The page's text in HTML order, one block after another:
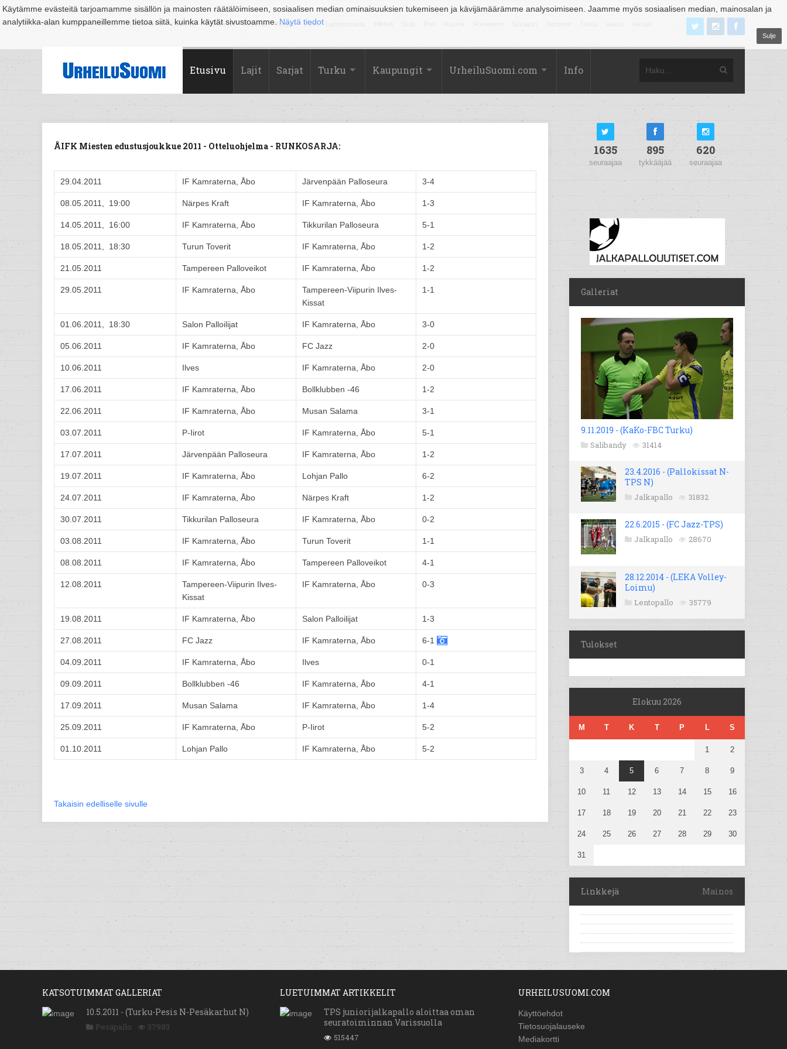
Käytämme evästeitä tarjoamamme sisällön ja mainosten räätälöimiseen, sosiaalisen median ominaisuuksien tukemiseen ja kävijämäärämme analysoimiseen. Jaamme myös sosiaalisen median, mainosalan ja
analytiikka-alan kumppaneillemme tietoa siitä, kuinka käytät sivustoamme. Näytä tiedot
Sulje
Suomi Espoo Helsinki Hämeenlinna Joensuu Jyväskylä Kouvola Kuopio Lahti
Etusivu Lajit Sarjat Turku Kaupungit UrheiluSuomi.com Info
ÅIFK Miesten edustusjoukkue 2011 - Otteluohjelma - RUNKOSARJA:
29.04.2011 IF Kamraterna, Åbo Järvenpään Palloseura 3-4
08.05.2011, 19:00 Närpes Kraft IF Kamraterna, Åbo 1-3
14.05.2011, 16:00 IF Kamraterna, Åbo Tikkurilan Palloseura 5-1
18.05.2011, 18:30 Turun Toverit IF Kamraterna, Åbo 1-2
21.05.2011 Tampereen Palloveikot IF Kamraterna, Åbo 1-2
29.05.2011 IF Kamraterna, Åbo
Tampereen-Viipurin Ilves-
Kissat
1-1
01.06.2011, 18:30 Salon Palloilijat IF Kamraterna, Åbo 3-0
05.06.2011 IF Kamraterna, Åbo FC Jazz 2-0
10.06.2011 Ilves IF Kamraterna, Åbo 2-0
17.06.2011 IF Kamraterna, Åbo Bollklubben -46 1-2
22.06.2011 IF Kamraterna, Åbo Musan Salama 3-1
03.07.2011 P-Iirot IF Kamraterna, Åbo 5-1
17.07.2011 Järvenpään Palloseura IF Kamraterna, Åbo 1-2
19.07.2011 IF Kamraterna, Åbo Lohjan Pallo 6-2
24.07.2011 IF Kamraterna, Åbo Närpes Kraft 1-2
30.07.2011 Tikkurilan Palloseura IF Kamraterna, Åbo 0-2
03.08.2011 IF Kamraterna, Åbo Turun Toverit 1-1
08.08.2011 IF Kamraterna, Åbo Tampereen Palloveikot 4-1
12.08.2011
Tampereen-Viipurin Ilves-
Kissat
IF Kamraterna, Åbo 0-3
19.08.2011 IF Kamraterna, Åbo Salon Palloilijat 1-3
27.08.2011 FC Jazz IF Kamraterna, Åbo 6-1
04.09.2011 IF Kamraterna, Åbo Ilves 0-1
09.09.2011 Bollklubben -46 IF Kamraterna, Åbo 4-1
17.09.2011 Musan Salama IF Kamraterna, Åbo 1-4
25.09.2011 IF Kamraterna, Åbo P-Iirot 5-2
01.10.2011 Lohjan Pallo IF Kamraterna, Åbo 5-2
Takaisin edelliselle sivulle
1635
seuraajaa
895
tykkääjää
620
seuraajaa
Galleriat
9.11.2019 - (KaKo-FBC Turku)
Salibandy 31414
23.4.2016 - (Pallokissat N-
TPS N)
Jalkapallo 31832
22.6.2015 - (FC Jazz-TPS)
Jalkapallo 28670
28.12.2014 - (LEKA Volley-
Loimu)
Lentopallo 35779
Tulokset
Elokuu 2026
M T K T P L S
1 2
3 4 5 6 7 8 9
10 11 12 13 14 15 16
17 18 19 20 21 22 23
24 25 26 27 28 29 30
31
Linkkejä Mainos
KATSOTUIMMAT GALLERIAT
10.5.2011 - (Turku-Pesis N-Pesäkarhut N)
Pesäpallo 37983
LUETUIMMAT ARTIKKELIT
TPS juniorijalkapallo aloittaa oman
seuratoiminnan Varissuolla
515447
URHEILUSUOMI.COM
Käyttöehdot
Tietosuojalauseke
Mediakortti